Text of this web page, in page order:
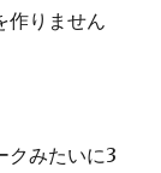
作りません
クみたいに3